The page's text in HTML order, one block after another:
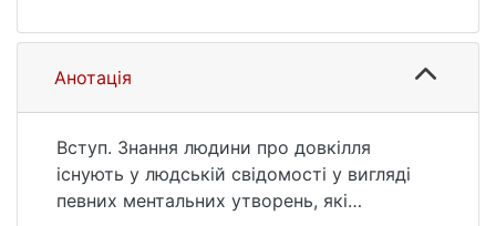
10.17721/2520-6397.2025.1.10 (дата
звернення: 25.07.2026).
Анотація
Вступ. Знання людини про довкілля
існують у людській свідомості у вигляді
певних ментальних утворень, які